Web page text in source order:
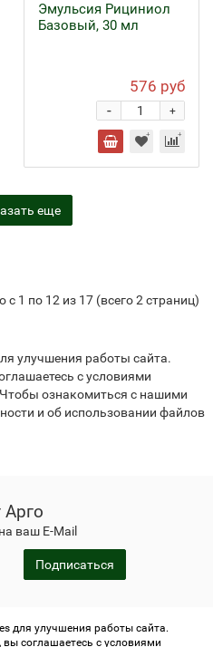
Эмульсия Рициниол
Базовый, 30 мл
576 руб
+
-
еще
с 1 по 12 из 17 (всего 2 страниц)
улучшения работы сайта.
с условиями
ознакомиться с нашими
и об использовании файлов
ваш E-Mail
Подписаться
офертой
Политика
для улучшения работы сайта.
соглашаетесь с условиями